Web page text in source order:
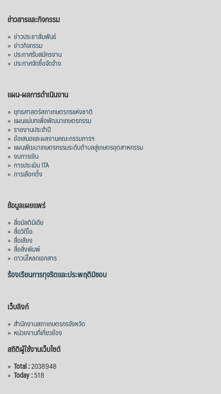
ข่าวสารและกิจกรรม
» ข่าวประชาสัมพันธ์
» ข่าวกิจกรรม
» ประกาศรับสมัครงาน
» ประกาศจัดซื้อจัดจ้าง
แผน-ผลการดำเนินงาน
» ยุทธศาสตร์สภาเกษตรกรแห่งชาติ
» แผนแม่บทเพื่อพัฒนาเกษตรกรรม
» รายงานประจำปี
» ข้อเสนอและผลงานคณะกรรมการฯ
» แผนพัฒนาเกษตรกรรมระดับตำบลสู่เกษตรอุตสาหกรรม
» งบการเงิน
» การประเมิน ITA
» การเลือกตั้ง
ข้อมูลเผยแพร่
» สื่อมัลติมีเดีย
» สื่อวิดีโอ
» สื่อเสียง
» สื่อสิ่งพิมพ์
» ดาวน์โหลดเอกสาร
ร้องเรียนการทุจริตและประพฤติมิชอบ
เว็บลิงก์
» สำนักงานสภาเกษตรกรจังหวัด
» หน่วยงานที่เกี่ยวข้อง
สถิติผู้ใช้งานเว็บไซต์
» Total :2038948
» Today :518